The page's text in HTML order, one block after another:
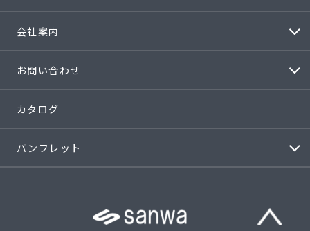
会社案内
お問い合わせ
カタログ
パンフレット